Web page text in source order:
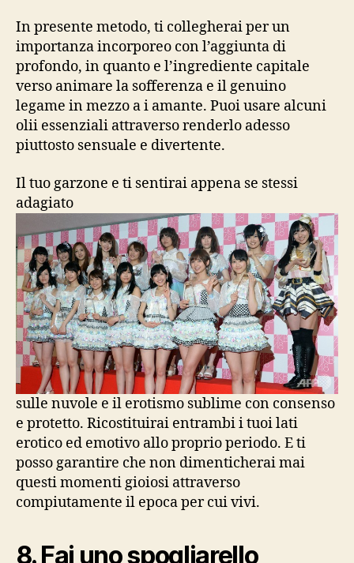
In presente metodo, ti collegherai per un
importanza incorporeo con l’aggiunta di
profondo, in quanto e l’ingrediente capitale
verso animare la sofferenza e il genuino
legame in mezzo a i amante. Puoi usare alcuni
olii essenziali attraverso renderlo adesso
piuttosto sensuale e divertente.
Il tuo garzone e ti sentirai appena se stessi
adagiato
sulle nuvole e il erotismo sublime con consenso
e protetto. Ricostituirai entrambi i tuoi lati
erotico ed emotivo allo proprio periodo. E ti
posso garantire che non dimenticherai mai
questi momenti gioiosi attraverso
compiutamente il epoca per cui vivi.
8. Fai uno spogliarello